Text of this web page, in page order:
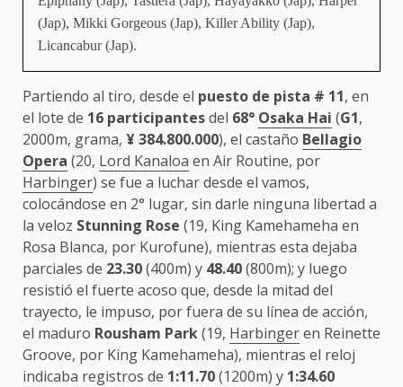
(Jap), Mikki Gorgeous (Jap), Killer Ability (Jap),
Licancabur (Jap).
Partiendo al tiro, desde el puesto de pista # 11, en
el lote de 16 participantesdel 68° Osaka Hai (G1,
2000m, grama, ¥384.800.000), el castaño Bellagio
Opera (20, Lord Kanaloa en Air Routine, por
Harbinger) se fue a luchar desde el vamos,
colocándose en 2° lugar, sin darle ninguna libertad a
la veloz Stunning Rose (19, King Kamehameha en
Rosa Blanca, por Kurofune), mientras esta dejaba
parciales de 23.30(400m) y 48.40(800m); y luego
resistió el fuerte acoso que, desde la mitad del
trayecto, le impuso, por fuera de su línea de acción,
el maduro Rousham Park(19, Harbingeren Reinette
Groove, por King Kamehameha), mientras el reloj
indicaba registros de 1:11.70(1200m) y 1:34.60